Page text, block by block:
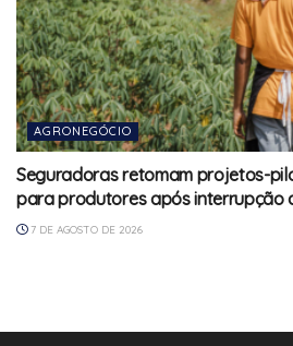
AGRONEGÓCIO
Seguradoras retomam projetos-
para produtores após interrupção
7 DE AGOSTO DE 2026